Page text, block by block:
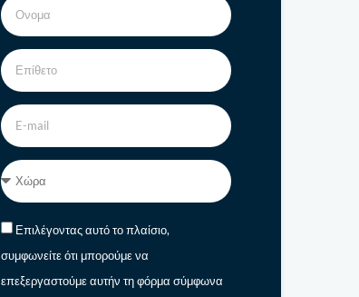
Επιλέγοντας αυτό το πλαίσιο,
συμφωνείτε ότι μπορούμε να
επεξεργαστούμε αυτήν τη φόρμα σύμφωνα